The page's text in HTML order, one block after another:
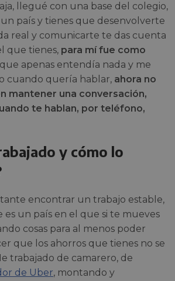
llegué con una base del colegio,
país y tienes que desenvolverte
real y comunicarte te das cuenta
que tienes, para mí fue como
apenas entendía nada y me
cuando quería hablar, ahora no
mantener una conversación,
te hablan, por teléfono,
y cómo lo
encontrar un trabajo estable,
un país en el que si te mueves
cosas para al menos poder
que los ahorros que tienes no se
trabajado de camarero, de
de Uber, montando y